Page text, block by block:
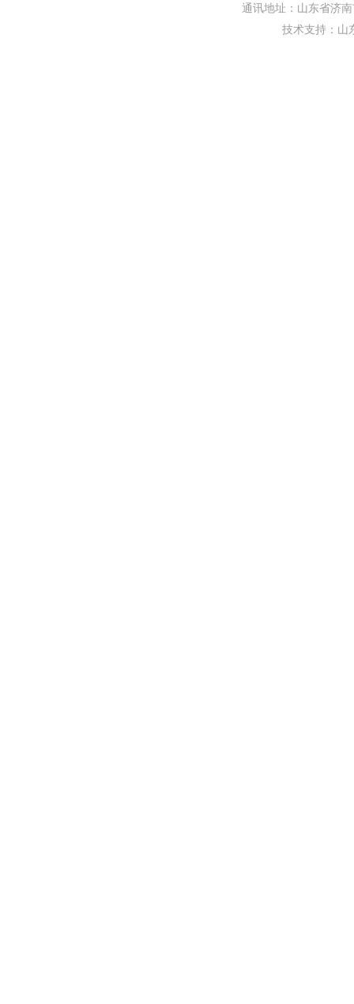
通讯地址：山东省济
技术支持： 山